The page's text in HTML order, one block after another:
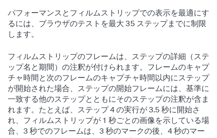
パフォーマンスとフィルムストリップでの表示を最適にす
るには、ブラウザのテストを最大 35 ステップまでに制限
します。
フィルムストリップのフレームは、ステップの詳細（ステ
ップ名と期間）の注釈が付けられます。フレームのキャプ
チャ時間と次のフレームのキャプチャ時間以内にステップ
が開始された場合、ステップの開始フレームには、基準に
一致する他のステップとともにそのステップの注釈が含ま
れます。たとえば、ステップ 4 の実行が 3.5 秒に開始さ
れ、フィルムストリップが 1 秒ごとの画像を示している場
合、3 秒でのフレームは、3 秒のマークの後、4 秒のマー